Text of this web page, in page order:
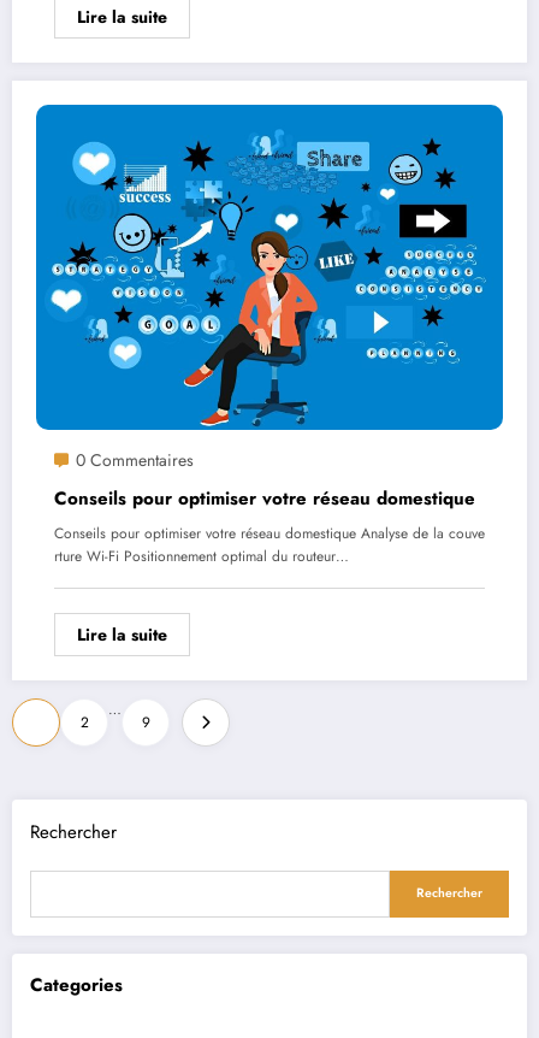
Lire la suite
0 Commentaires
Conseils pour optimiser votre réseau domestique
Conseils pour optimiser votre réseau domestique Analyse de la couve
rture Wi-Fi Positionnement optimal du routeur…
Lire la suite
Pagination
des
publications
2
…
9
Rechercher
Rechercher
Categories